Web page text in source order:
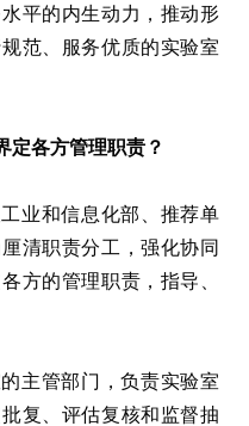
平的内生动力，推动形
范、服务优质的实验室
定各方管理职责？
业和信息化部、推荐单
清职责分工，强化协同
方的管理职责，指导、
主管部门，负责实验室
复、评估复核和监督抽